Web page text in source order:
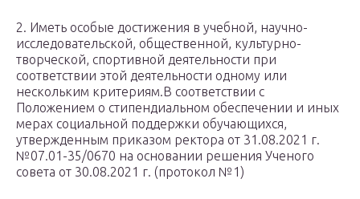
2. Иметь особые достижения в учебной, научно-
исследовательской, общественной, культурно-
творческой, спортивной деятельности при
соответствии этой деятельности одному или
нескольким критериям.В соответствии с
Положением о стипендиальном обеспечении и иных
мерах социальной поддержки обучающихся,
утвержденным приказом ректора от 31.08.2021 г.
№07.01-35/0670 на основании решения Ученого
совета от 30.08.2021 г. (протокол №1)